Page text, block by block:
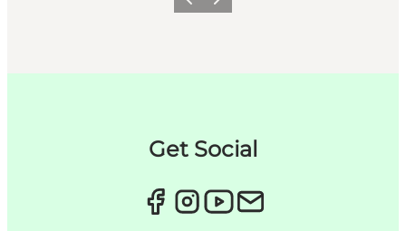
ZurückWeiter
Get Social